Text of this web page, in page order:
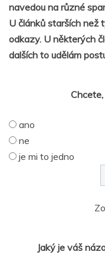
navedou na různé
U článků starších než
odkazy. U některých
dalších to udělám
ano
ne
je mi to jedno
Jaký je váš